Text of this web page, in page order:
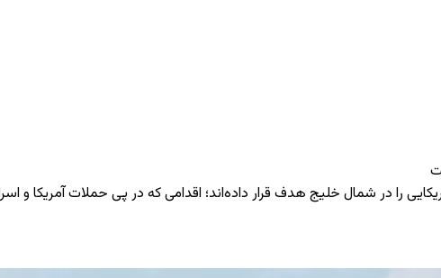
را در شمال خلیج هدف قرار داده‌اند؛ اقدامی که در پی حملات آمریکا